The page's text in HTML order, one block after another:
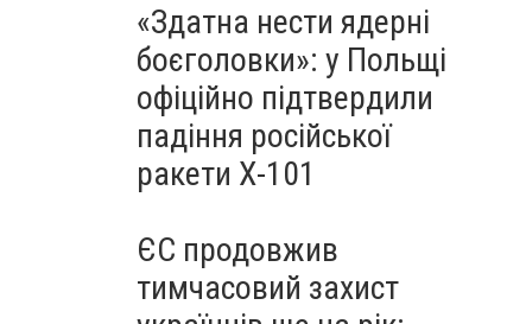
«Здатна нести ядерні
боєголовки»: у Польщі
офіційно підтвердили
падіння російської
ракети Х-101
ЄС продовжив
тимчасовий захист